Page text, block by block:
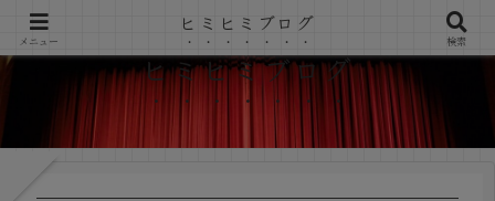
ヒミヒミブログ
メニュー
ヒミヒミブログ
検索